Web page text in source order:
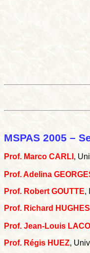
MSPAS 2005 –
Prof. Marco CARLI ,
Prof. Adelina
Prof. Robert GOUTTE,
Prof. Richard
Prof. Jean-Louis
Prof. Régis HUEZ,